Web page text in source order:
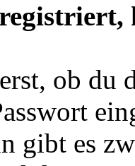
ob du
gibt es